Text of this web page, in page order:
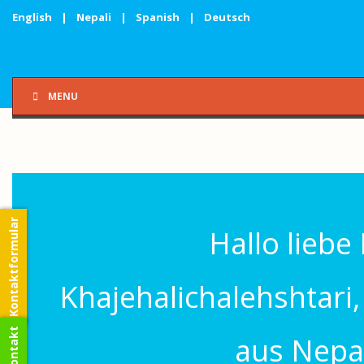
English | Nepali | Spanish | Deutsch
MENU
Hallo liebe
aus
Kontaktformular